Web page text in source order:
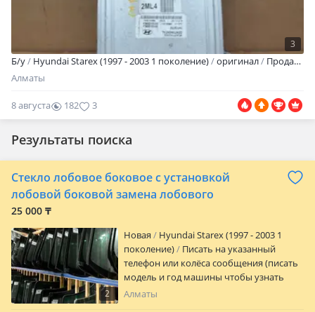
3
Б/y Hyundai Starex (1997 - 2003 1 поколение) оригинал
Продам оригинальный блок управления двигателем для Hyundai Elantra 2014 года (американская сборка, объем 1.8 л). Полная совместимость с артикулами: 39102-2EML4 39103-2EML4 Ваши преимущества при покупке: Гарантия на проверку: Даю 3 дня на установку и проверку с момента получения. Вы ничем не рискуете! Товар в наличии: Деталь на складе, готова к отправке сегодня. Доставка по РК и СНГ: Оперативно отправим в любой регион проверенными курьерскими службами. Широкий выбор: В наличии также есть блоки управления на другие модели — уточняйте. Местоположение: Алматы Звоните или пишите! Отвечу на все вопросы и помогу с оформлением доставки.
Алматы
8 августа 182 3
Результаты поиска
Стекло лобовое боковое с установкой
лобовой боковой замена лобового
25 000 ₸
2
Новая
Hyundai Starex (1997 - 2003 1
поколение)
Писать на указанный
телефон или колёса сообщения (писать
модель и год машины чтобы узнать
цену) Цены разные, в зависимости от
Алматы